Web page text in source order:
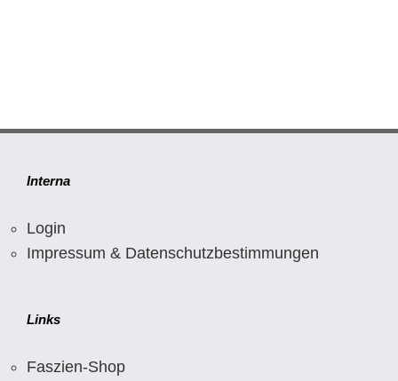
Interna
Login
Impressum & Datenschutzbestimmungen
Links
Faszien-Shop